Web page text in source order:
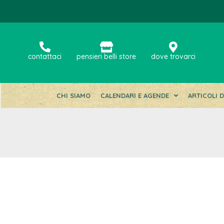
contattaci pensieri belli store dove trovarci
CHI SIAMO CALENDARI E AGENDE ARTICOLI